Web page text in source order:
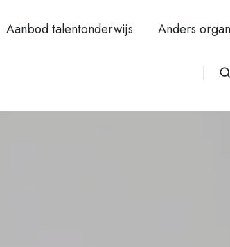
Aanbod talentonderwijs Anders